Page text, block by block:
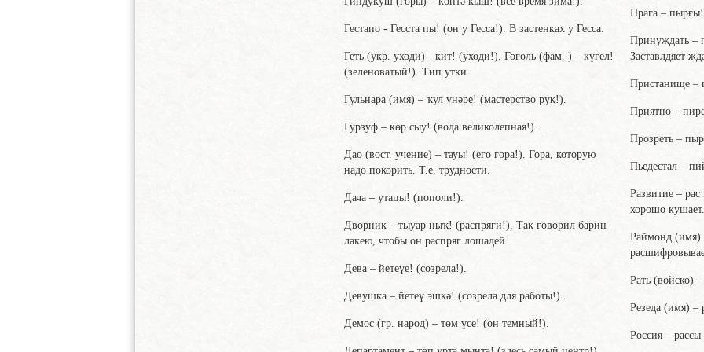
Гестапо - Гесста пы! (он у Гесса!). В застенках у Гесса.
Геть (укр. уходи) - кит! (уходи!). Гоголь (фам. ) – күгел!
(зеленоватый!). Тип утки.
Гульнара (имя) – ҡул үнәре! (мастерство рук!).
Гурзуф – көр сыу! (вода великолепная!).
Дао (вост. учение) – тауы! (его гора!). Гора, которую
надо покорить. Т.е. трудности.
Дача – утацы! (пополи!).
Дворник – тыуар ныҡ! (распряги!). Так говорил барин
лакею, чтобы он распряг лошадей.
Дева – йетеүе! (созрела!).
Девушка – йетеү эшкә! (созрела для работы!).
Демос (гр. народ) – төм үсе! (он темный!).
Прага –
Принуждать –
Заставлдяет
Пристанище –
Приятно –
Прозреть –
Пьедестал –
Развитие –
хорошо
Раймонд (имя)
Рать (войско)
Резеда (имя) –
Россия –